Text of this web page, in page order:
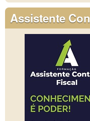
Assistente